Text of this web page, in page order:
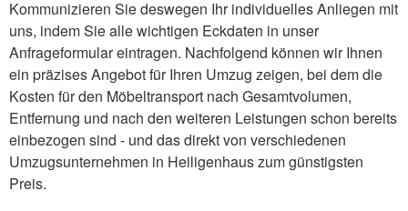
Kommunizieren Sie deswegen Ihr individuelles Anliegen mit
uns, indem Sie alle wichtigen Eckdaten in unser
Anfrageformular eintragen. Nachfolgend können wir Ihnen
ein präzises Angebot für Ihren Umzug zeigen, bei dem die
Kosten für den Möbeltransport nach Gesamtvolumen,
Entfernung und nach den weiteren Leistungen schon bereits
einbezogen sind - und das direkt von verschiedenen
Umzugsunternehmen in Heiligenhaus zum günstigsten
Preis.